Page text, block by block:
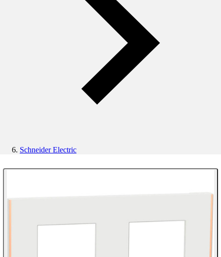
Schneider Electric